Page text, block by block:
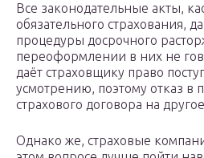
Все законодательные акты,
обязательного страхования,
процедуры досрочного
переоформлении в них не
даёт страховщику право
усмотрению, поэтому отказ в
страхового договора на
Однако же, страховые